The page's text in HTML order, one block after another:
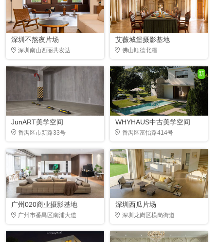
深圳不熬夜片场
深圳南山西丽共发达
艾薇城堡摄影基地
佛山顺德北滘
JunART美学空间
番禺区市新路33号
新
WHYHAUS中古美学空间
番禺区富怡路414号
广州020商业摄影基地
广州市番禺区南浦大道
深圳西瓜片场
深圳龙岗区横岗街道